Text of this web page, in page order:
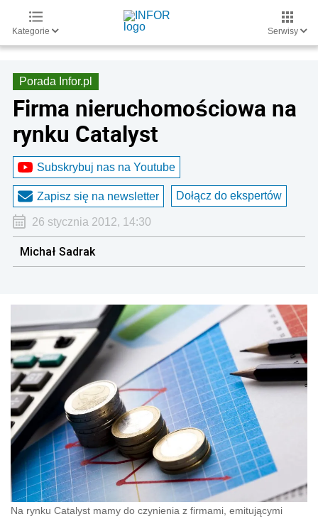
Kategorie Serwisy
Porada Infor.pl
Firma nieruchomościowa na
rynku Catalyst
Subskrybuj nas na Youtube
Zapisz się na newsletter Dołącz do ekspertów
26 stycznia 2012, 14:30
Michał Sadrak
Na rynku Catalyst mamy do czynienia z firmami, emitującymi